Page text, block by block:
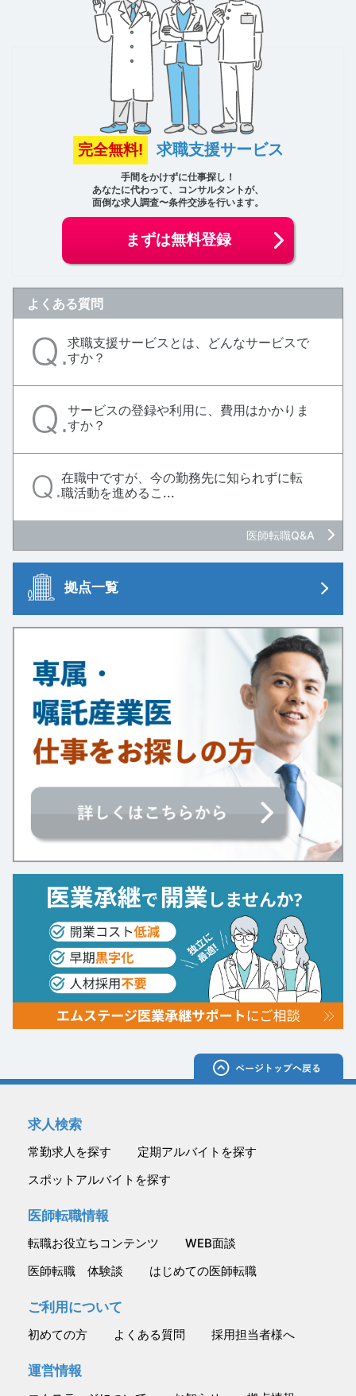
完全無料! 求職支援サービス
手間をかけずに仕事探し！
あなたに代わって、コンサルタントが、
面倒な求人調査〜条件交渉を行います。
まずは無料登録
よくある質問
求職支援サービスとは、どんなサービスで
すか？
サービスの登録や利用に、費用はかかりま
すか？
在職中ですが、今の勤務先に知られずに転
職活動を進めるこ...
医師転職Q&A
拠点一覧
求人検索
常勤求人を探す
定期アルバイトを探す
スポットアルバイトを探す
医師転職情報
転職お役立ちコンテンツ
WEB面談
医師転職 体験談
はじめての医師転職
ご利用について
初めての方 よくある質問 採用担当者様へ
運営情報